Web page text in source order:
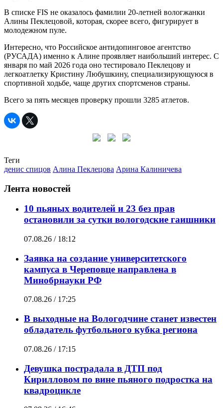
В списке FIS не оказалось фамилии 20-летней вологжанки
Алины Пеклецовой, которая, скорее всего, фигурирует в
молодежном пуле.
Интересно, что Российское антидопинговое агентство
(РУСАДА) именно к Алине проявляет наибольший интерес. С
января по май 2026 года оно тестировало Пеклецову и
легкоатлетку Кристину Любушкину, специализирующуюся в
спортивной ходьбе, чаще других спортсменов страны.
Всего за пять месяцев проверку прошли 3285 атлетов.
Теги
денис спицов Алина Пеклецова Арина Калиничева
Лента новостей
10 пьяных водителей и 23 без прав
остановили за сутки вологодские гаишники
07.08.26 / 18:12
Заявка на создание университетского
кампуса в Череповце направлена в
Минобрнауки РФ
07.08.26 / 17:25
В выходные на Вологодчине станет известен
обладатель футбольного кубка региона
07.08.26 / 17:15
Девушка пострадала в ДТП под
Кирилловом по вине пьяного подростка на
квадроцикле